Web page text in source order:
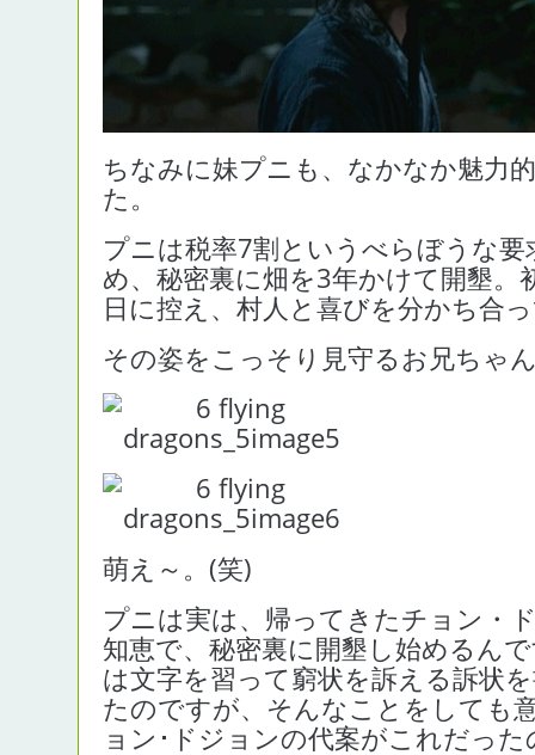
ちなみに妹プニも、なかなか魅力
た。
プニは税率7割というべらぼうな
め、秘密裏に畑を3年かけて開墾。
日に控え、村人と喜びを分かち合
その姿をこっそり見守るお兄ちゃ
萌え～。(笑)
プニは実は、帰ってきたチョン・
知恵で、秘密裏に開墾し始めるん
は文字を習って窮状を訴える訴状
たのですが、そんなことをしても
ョン･ドジョンの代案がこれだっ